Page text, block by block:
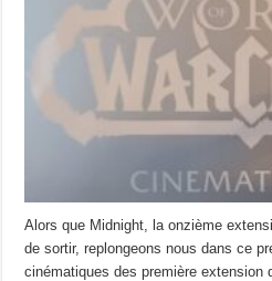
Alors que Midnight, la onzième
de sortir, replongeons nous dans ce
cinématiques des première extension